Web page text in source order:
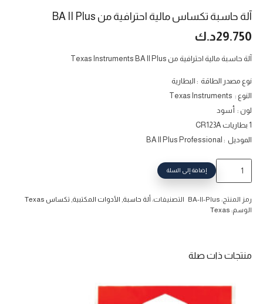
آلة حاسبة تكساس مالية احترافية من BA II Plus
29.750د.ك
آلة حاسبة مالية احترافية من Texas Instruments BA II Plus
نوع مصدر الطاقة : البطارية
النوع : Texas Instruments
لون : أسود
1 بطاريات CR123A
الموديل : BA II Plus Professional
آلة
تكساس
من
إضافة إلى السلة
رمز المنتج: BA-II-Plus التصنيفات: ألة حاسبة الأدوات المكتبية تكساس Texas
الوسم: Texas
منتجات ذات صلة